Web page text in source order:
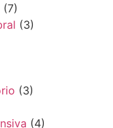
(7)
(3)
(3)
(4)